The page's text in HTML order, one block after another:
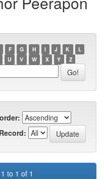
F G H I J K
L
U V W X Y Z
to 1 of 1